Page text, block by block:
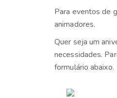
Para eventos de
animadores.
Quer seja um
necessidades.
formulário abaixo.